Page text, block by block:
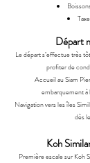
Départ
Le départ s’effectue très
profiter de
Accueil au Siam
embarquement à
Navigation vers les îles
dès
Koh
Première escale sur Koh